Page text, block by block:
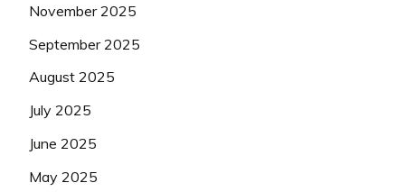
November 2025
September 2025
August 2025
July 2025
June 2025
May 2025